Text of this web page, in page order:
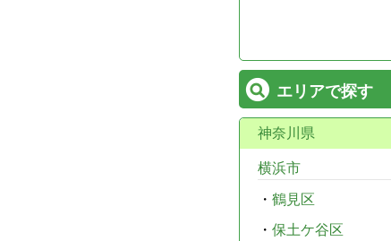
エリアで探す
神奈川県
横浜市
・ 鶴見区
・ 保土ケ谷区